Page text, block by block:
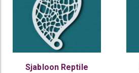
Sjabloon Reptile